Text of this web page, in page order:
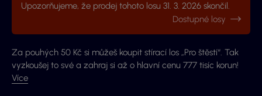
Upozorňujeme, že prodej tohoto losu 31. 3. 2026 skončil.
Dostupné losy
Za pouhých 50 Kč si můžeš koupit stírací los „Pro štěstí“. Tak
vyzkoušej to své a zahraj si až o hlavní cenu 777 tisíc korun!
Více